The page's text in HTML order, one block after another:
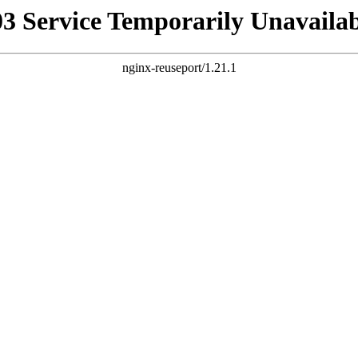
Service Temporarily
nginx-reuseport/1.21.1